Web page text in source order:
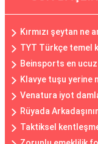
Kırmızı şeytan ne
TYT Türkçe temel
Beinsports en
Klavye tuşu yerine
Venatura iyot
Rüyada
Taktiksel